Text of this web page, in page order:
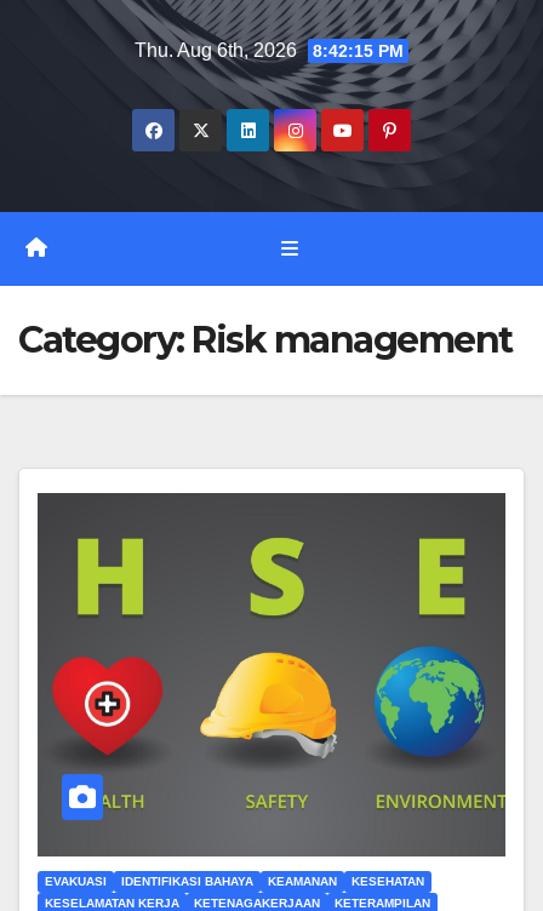
Thu. Aug 6th, 2026 8:42:16 PM
Category: Risk management
EVAKUASI IDENTIFIKASI BAHAYA KEAMANAN
KESEHATAN
KESELAMATAN KERJA
KETENAGAKERJAAN
KETERAMPILAN